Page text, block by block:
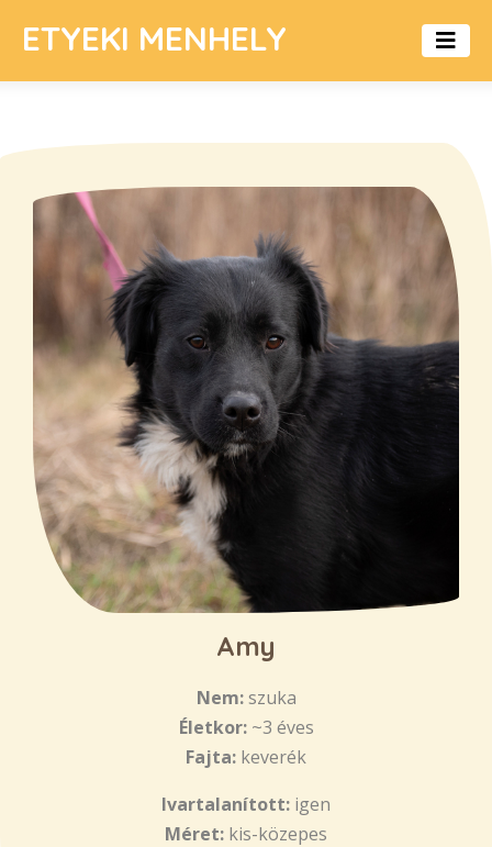
ETYEKI MENHELY
Amy
Nem:szuka
Életkor: ~3 éves
Fajta: keverék
Ivartalanított: igen
Méret: kis-közepes